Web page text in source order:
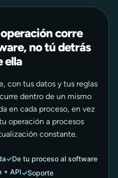
corre
no tú detrás
ella
con tus datos y tus reglas
dentro de un mismo
en cada proceso, en vez
operación a procesos
constante.
De tu proceso al software
+ API
Soporte